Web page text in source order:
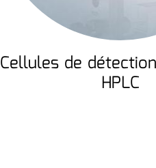
Cellules de
HPLC